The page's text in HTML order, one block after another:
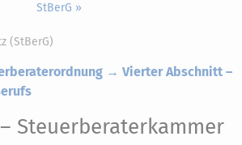
StBerG »
(StBerG)
→ Vierter Abschnitt –
– Steuerberaterkammer